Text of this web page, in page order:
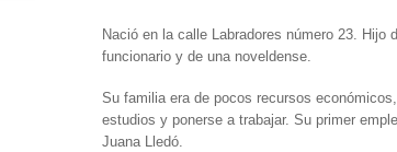
Nació en la calle Labradores número 23. Hijo
funcionario y de una noveldense.
Su familia era de pocos recursos
estudios y ponerse a trabajar. Su primer
Juana Lledó.